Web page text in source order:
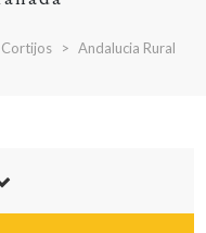
Cortijos
Andalucia Rural